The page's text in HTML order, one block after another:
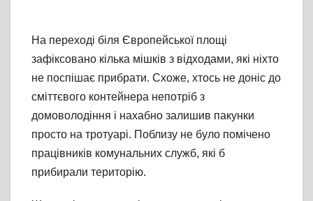
На переході біля Європейської площі
зафіксовано кілька мішків з відходами, які ніхто
не поспішає прибрати. Схоже, хтось не доніс до
сміттєвого контейнера непотріб з
домоволодіння і нахабно залишив пакунки
просто на тротуарі. Поблизу не було помічено
працівників комунальних служб, які б
прибирали територію.